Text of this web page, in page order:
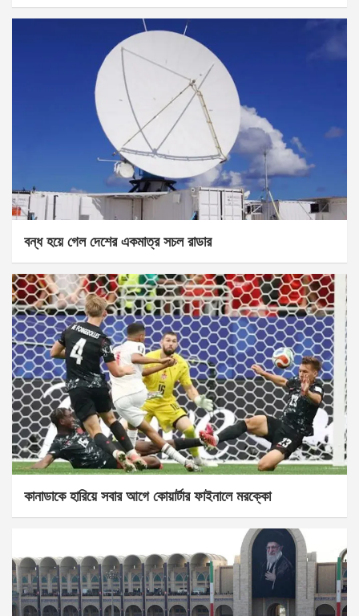
বন্ধ হয়ে গেল দেশের একমাত্র সচল রাডার
কানাডাকে হারিয়ে সবার আগে কোয়ার্টার ফাইনালে মরক্কো